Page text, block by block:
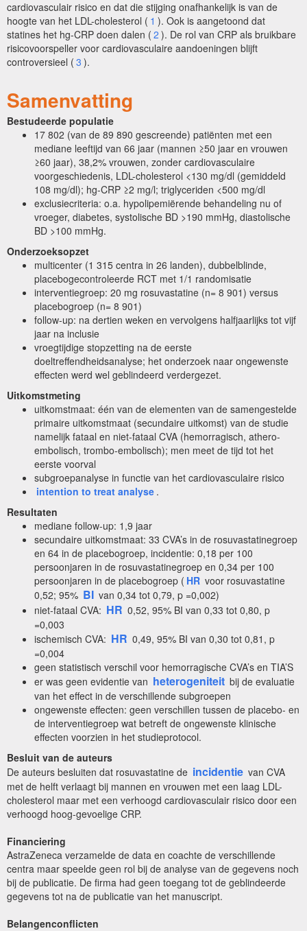
cardiovasculair risico en dat die stijging onafhankelijk is van de
hoogte van het LDL-cholesterol ( 1 ). Ook is aangetoond dat
statines het hg-CRP doen dalen ( 2 ). De rol van CRP als bruikbare
risicovoorspeller voor cardiovasculaire aandoeningen blijft
controversieel ( 3 ).
Samenvatting
Bestudeerde populatie
17 802 (van de 89 890 gescreende) patiënten met een
mediane leeftijd van 66 jaar (mannen ≥50 jaar en vrouwen
≥60 jaar), 38,2% vrouwen, zonder cardiovasculaire
voorgeschiedenis, LDL-cholesterol <130 mg/dl (gemiddeld
108 mg/dl); hg-CRP ≥2 mg/l; triglyceriden <500 mg/dl
exclusiecriteria: o.a. hypolipemiërende behandeling nu of
vroeger, diabetes, systolische BD >190 mmHg, diastolische
BD >100 mmHg.
Onderzoeksopzet
multicenter (1 315 centra in 26 landen), dubbelblinde,
placebogecontroleerde RCT met 1/1 randomisatie
interventiegroep: 20 mg rosuvastatine (n= 8 901) versus
placebogroep (n= 8 901)
follow-up: na dertien weken en vervolgens halfjaarlijks tot vijf
jaar na inclusie
vroegtijdige stopzetting na de eerste
doeltreffendheidsanalyse; het onderzoek naar ongewenste
effecten werd wel geblindeerd verdergezet.
Uitkomstmeting
uitkomstmaat: één van de elementen van de samengestelde
primaire uitkomstmaat (secundaire uitkomst) van de studie
namelijk fataal en niet-fataal CVA (hemorragisch, athero-
embolisch, trombo-embolisch); men meet de tijd tot het
eerste voorval
subgroepanalyse in functie van het cardiovasculaire risico
intention to treat analyse .
Resultaten
mediane follow-up: 1,9 jaar
secundaire uitkomstmaat: 33 CVA’s in de rosuvastatinegroep
en 64 in de placebogroep, incidentie: 0,18 per 100
persoonjaren in de rosuvastatinegroep en 0,34 per 100
persoonjaren in de placebogroep ( HR voor rosuvastatine
0,52; 95% BI van 0,34 tot 0,79, p =0,002)
niet-fataal CVA: HR 0,52, 95% BI van 0,33 tot 0,80, p
=0,003
ischemisch CVA: HR 0,49, 95% BI van 0,30 tot 0,81, p
=0,004
geen statistisch verschil voor hemorragische CVA’s en TIA’S
er was geen evidentie van heterogeniteit bij de evaluatie
van het effect in de verschillende subgroepen
ongewenste effecten: geen verschillen tussen de placebo- en
de interventiegroep wat betreft de ongewenste klinische
effecten voorzien in het studieprotocol.
Besluit van de auteurs
De auteurs besluiten dat rosuvastatine de incidentie van CVA
met de helft verlaagt bij mannen en vrouwen met een laag LDL-
cholesterol maar met een verhoogd cardiovasculair risico door een
verhoogd hoog-gevoelige CRP.
Financiering
AstraZeneca verzamelde de data en coachte de verschillende
centra maar speelde geen rol bij de analyse van de gegevens noch
bij de publicatie. De firma had geen toegang tot de geblindeerde
gegevens tot na de publicatie van het manuscript.
Belangenconflicten